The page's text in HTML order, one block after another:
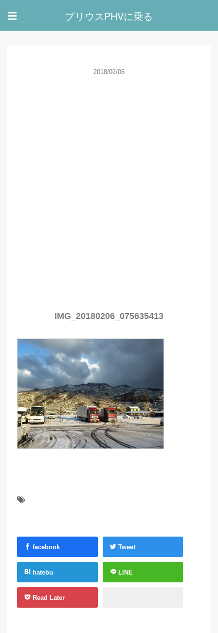
☰ プリウスPHVに乗る
2018/02/06
IMG_20180206_075635413
facebook Tweet
hatebu LINE
Read Later